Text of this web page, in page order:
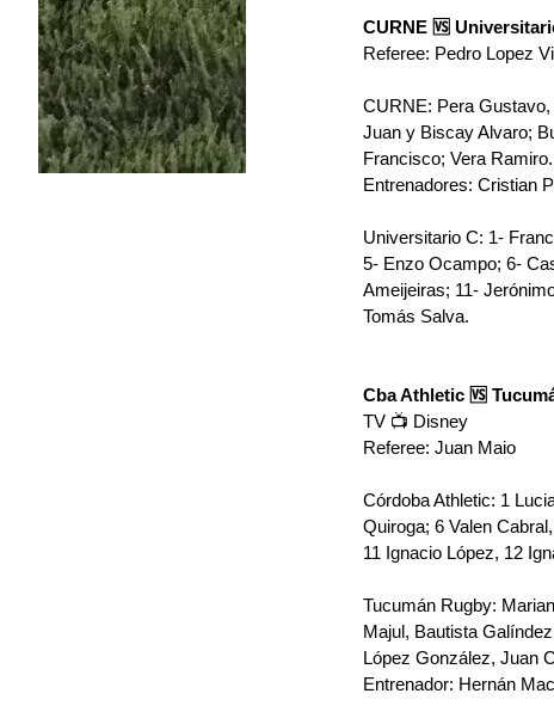
CURNE 🆚
Referee: Pedro Lopez
CURNE: ﻿﻿﻿Pera
Juan y ﻿﻿﻿Biscay Alvaro;
Francisco; ﻿﻿﻿Vera Ramiro.
Entrenadores: Cristian
Universitario C: 1-
5- Enzo Ocampo; 6-
Ameijeiras; 11-
Tomás Salva.
Cba Athletic 🆚
TV 📺 Disney
Referee: Juan Maio
Córdoba Athletic: 1
Quiroga; 6 Valen
11 Ignacio López, 12
Tucumán Rugby:
Majul, Bautista
López González, Juan
Entrenador: Hernán